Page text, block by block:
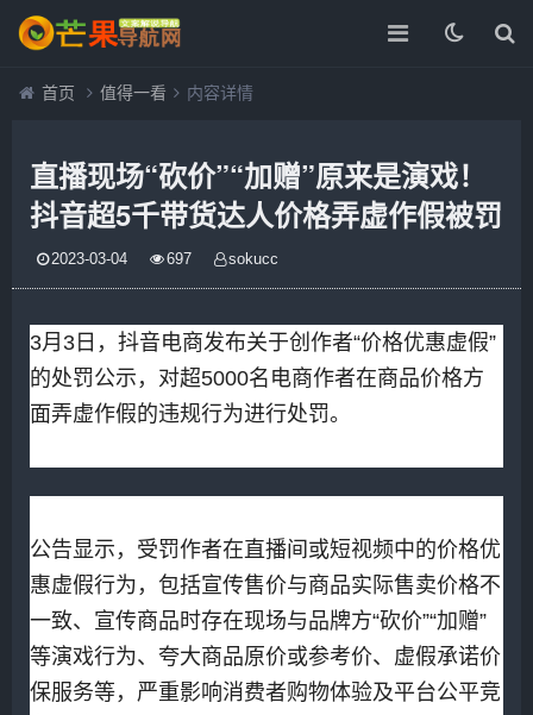
首页 值得一看 内容详情
直播现场“砍价”“加赠”原来是演戏！
抖音超5千带货达人价格弄虚作假被罚
2023-03-04 697 sokucc
3月3日，抖音电商发布关于创作者“价格优惠虚假”
的处罚公示，对超5000名电商作者在商品价格方
面弄虚作假的违规行为进行处罚。
公告显示，受罚作者在直播间或短视频中的价格优
惠虚假行为，包括宣传售价与商品实际售卖价格不
一致、宣传商品时存在现场与品牌方“砍价”“加赠”
等演戏行为、夸大商品原价或参考价、虚假承诺价
保服务等，严重影响消费者购物体验及平台公平竞